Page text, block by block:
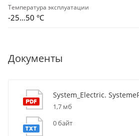
Температура эксплуатации
-25…50 °C
Документы
System_Electric.
1,7 мб
0 байт